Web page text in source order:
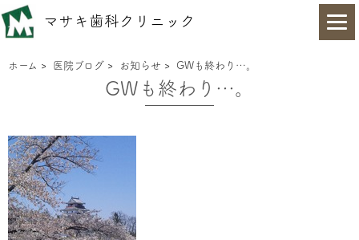
マサキ歯科クリニック
ホーム > 医院ブログ > お知らせ > GWも終わり…。
GWも終わり…。